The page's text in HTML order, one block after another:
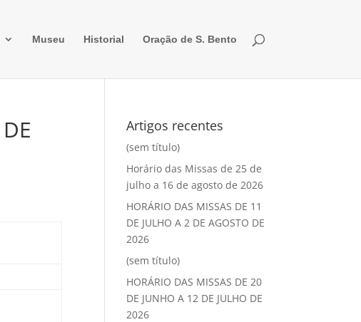
Museu Historial Oração de S. Bento
Artigos recentes
(sem título)
Horário das Missas de 25 de
julho a 16 de agosto de 2026
HORÁRIO DAS MISSAS DE 11
DE JULHO A 2 DE AGOSTO DE
2026
(sem título)
HORÁRIO DAS MISSAS DE 20
DE JUNHO A 12 DE JULHO DE
2026